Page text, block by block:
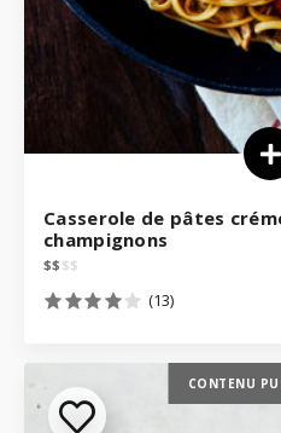
Casserole de pâtes
champignons
$$ $$
(13)
CONTENU